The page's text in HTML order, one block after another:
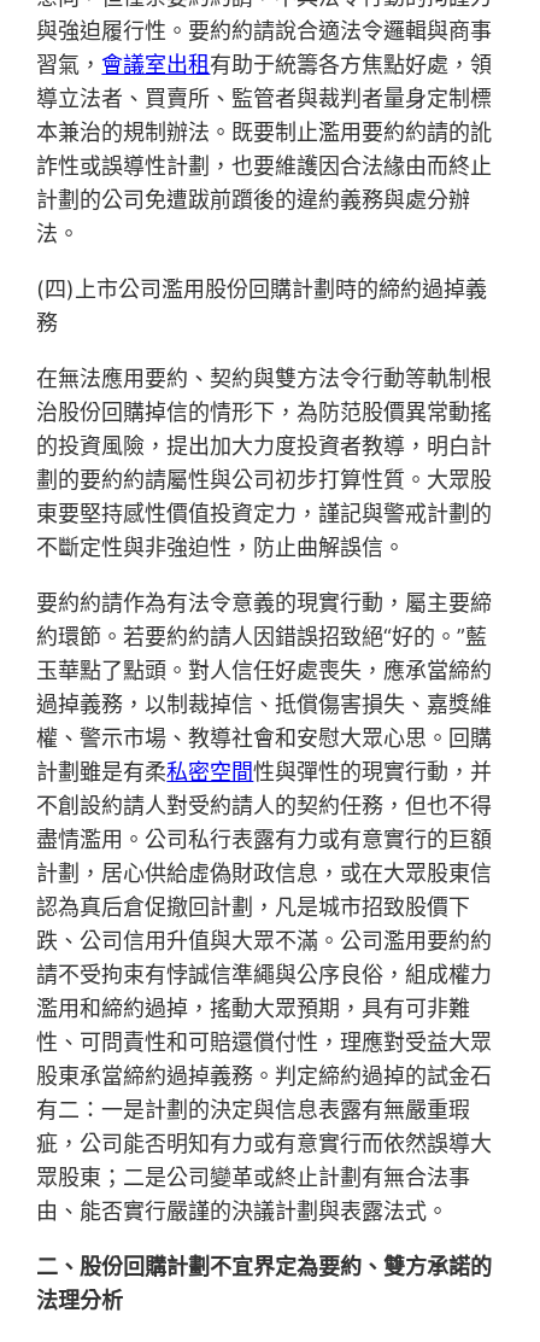
與強迫履行性。要約約請說合適法令邏輯與商事
習氣，會議室出租有助于統籌各方焦點好處，領
導立法者、買賣所、監管者與裁判者量身定制標
本兼治的規制辦法。既要制止濫用要約約請的訛
詐性或誤導性計劃，也要維護因合法緣由而終止
計劃的公司免遭跋前躓後的違約義務與處分辦
法。
(四)上市公司濫用股份回購計劃時的締約過掉義
務
在無法應用要約、契約與雙方法令行動等軌制根
治股份回購掉信的情形下，為防范股價異常動搖
的投資風險，提出加大力度投資者教導，明白計
劃的要約約請屬性與公司初步打算性質。大眾股
東要堅持感性價值投資定力，謹記與警戒計劃的
不斷定性與非強迫性，防止曲解誤信。
要約約請作為有法令意義的現實行動，屬主要締
約環節。若要約約請人因錯誤招致絕“好的。”藍
玉華點了點頭。對人信任好處喪失，應承當締約
過掉義務，以制裁掉信、抵償傷害損失、嘉獎維
權、警示市場、教導社會和安慰大眾心思。回購
計劃雖是有柔私密空間性與彈性的現實行動，并
不創設約請人對受約請人的契約任務，但也不得
盡情濫用。公司私行表露有力或有意實行的巨額
計劃，居心供給虛偽財政信息，或在大眾股東信
認為真后倉促撤回計劃，凡是城市招致股價下
跌、公司信用升值與大眾不滿。公司濫用要約約
請不受拘束有悖誠信準繩與公序良俗，組成權力
濫用和締約過掉，搖動大眾預期，具有可非難
性、可問責性和可賠還償付性，理應對受益大眾
股東承當締約過掉義務。判定締約過掉的試金石
有二：一是計劃的決定與信息表露有無嚴重瑕
疵，公司能否明知有力或有意實行而依然誤導大
眾股東；二是公司變革或終止計劃有無合法事
由、能否實行嚴謹的決議計劃與表露法式。
二、股份回購計劃不宜界定為要約、雙方承諾的
法理分析